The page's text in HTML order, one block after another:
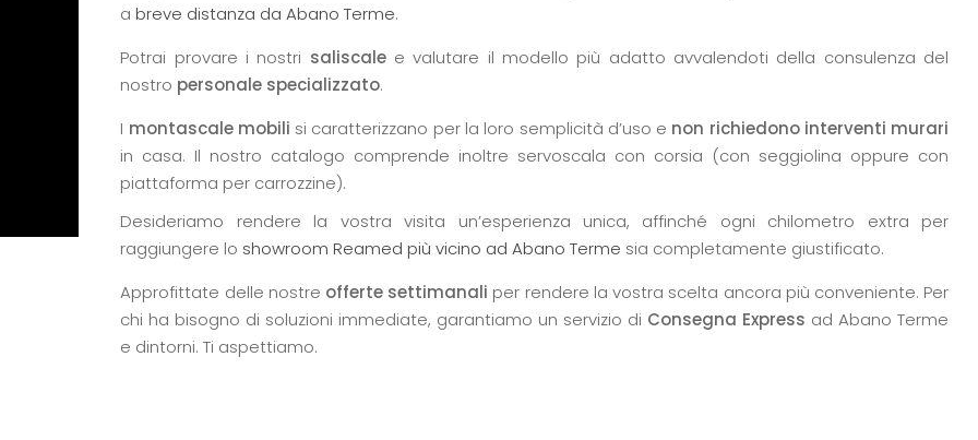
abreve distanza da Abano Terme.
Potrai provare i nostri saliscalee valutare il modello più adatto avvalendoti della consulenza del
nostro personale specializzato.
I montascale mobili si caratterizzano per la loro semplicità d’uso e non richiedono interventi murari
in casa. Il nostro catalogo comprende inoltre servoscala con corsia (con seggiolina oppure con
piattaforma per carrozzine).
Desideriamo rendere la vostra visita un’esperienza unica, affinché ogni chilometro extra per
raggiungere lo showroom Reamed più vicino ad Abano Terme sia completamente giustificato.
Approfittate delle nostre offerte settimanali per rendere la vostra scelta ancora più conveniente. Per
chi ha bisogno di soluzioni immediate, garantiamo un servizio di Consegna Express ad Abano Terme
e dintorni. Ti aspettiamo.